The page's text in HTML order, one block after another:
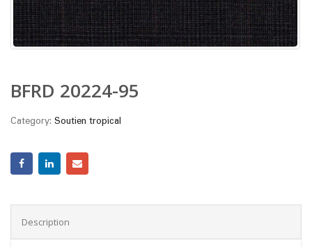
BFRD 20224-95
Category: Soutien tropical
Description